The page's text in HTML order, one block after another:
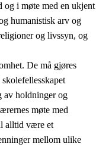
og i møte med en ukjent
humanistisk arv og
og livssyn, og
De må gjøres
av holdninger og
møte med
alltid være et
mellom ulike